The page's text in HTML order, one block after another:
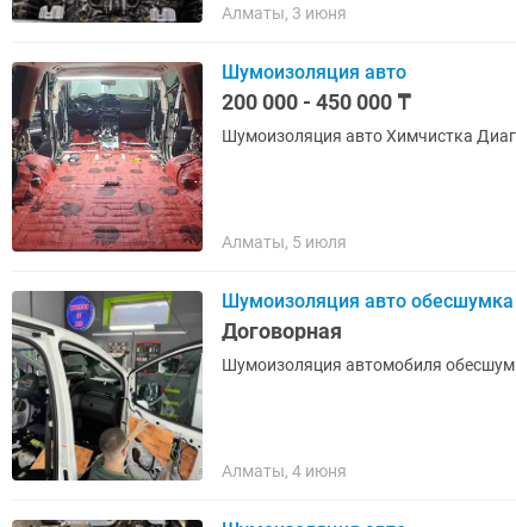
Алматы, 3 июня
Шумоизоляция авто
200 000 - 450 000 ₸
Шумоизоляция авто Химчистка
Алматы, 5 июля
Шумоизоляция авто обесшумка
Договорная
Шумоизоляция автомобиля
Алматы, 4 июня